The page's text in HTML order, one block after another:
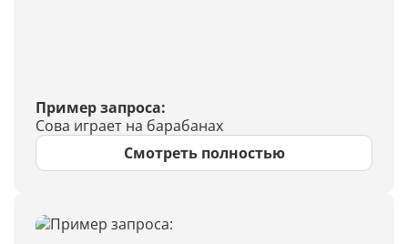
Пример запроса:
Сова играет на барабанах
Смотреть полностью